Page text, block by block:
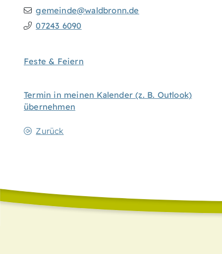
gemeinde@waldbronn.de
07243 6090
Feste & Feiern
Termin in meinen Kalender (z. B. Outlook)
übernehmen
Zurück